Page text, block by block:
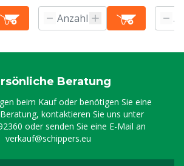
Beratung
beim Kauf oder benötigen Sie eine
kontaktieren Sie uns unter
oder senden Sie eine E-Mail an
verkauf@schippers.eu